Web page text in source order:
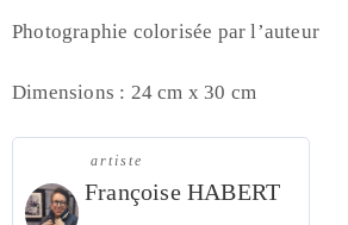
Photographie colorisée par l’auteur
Dimensions : 24 cm x 30 cm
artiste
Françoise HABERT